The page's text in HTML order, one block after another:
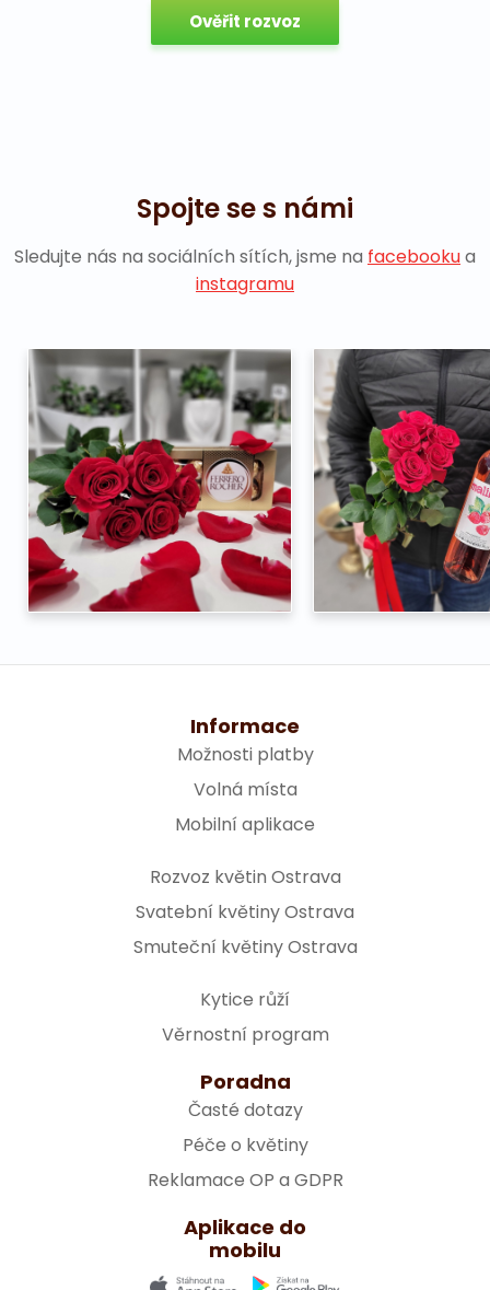
Ověřit rozvoz
Spojte se s námi
Sledujte nás na sociálních sítích, jsme na facebookua
instagramu
Informace
Možnosti platby
Volná místa
Mobilní aplikace
Rozvoz květin Ostrava
Svatební květiny Ostrava
Smuteční květiny Ostrava
Kytice růží
Věrnostní program
Poradna
Časté dotazy
Péče o květiny
Reklamace OP a GDPR
Aplikace do
mobilu